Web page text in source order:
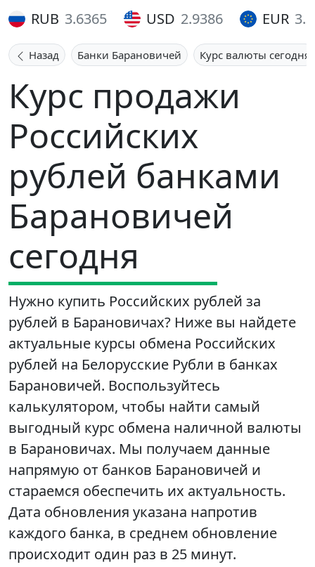
RUB 3.6365 USD 2.9386 EUR
Назад Банки Барановичей Курс валюты сегодня
Курс продажи
Российских
рублей банками
Барановичей
сегодня
Нужно купить Российских рублей за
рублей в Барановичах? Ниже вы найдете
актуальные курсы обмена Российских
рублей на Белорусские Рубли в банках
Барановичей. Воспользуйтесь
калькулятором, чтобы найти самый
выгодный курс обмена наличной валюты
в Барановичах. Мы получаем данные
напрямую от банков Барановичей и
стараемся обеспечить их актуальность.
Дата обновления указана напротив
каждого банка, в среднем обновление
происходит один раз в 25 минут.